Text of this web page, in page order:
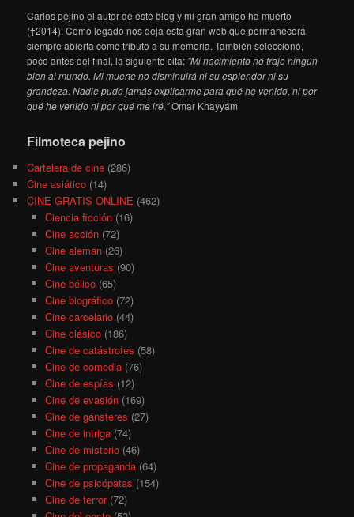
Carlos pejino el autor de este blog y mi gran amigo ha muerto
(†2014). Como legado nos deja esta gran web que permanecerá
siempre abierta como tributo a su memoria. También seleccionó,
poco antes del final, la siguiente cita: "Mi nacimiento no trajo ningún
bien al mundo. Mi muerte no disminuirá ni su esplendor ni su
grandeza. Nadie pudo jamás explicarme para qué he venido, ni por
qué he venido ni por qué me iré."Omar Khayyám
Filmoteca pejino
Cartelera de cine (286)
Cine asiático (14)
CINE GRATIS ONLINE (462)
Ciencia ficción(16)
Cine acción(72)
Cine alemán(26)
Cine aventuras (90)
Cine bélico(65)
Cine biográfico(72)
Cine carcelario(44)
Cine clásico(186)
Cine de catástrofes (58)
Cine de comedia(76)
Cine de espías (12)
Cine de evasión(169)
Cine de gánsteres (27)
Cine de intriga(74)
Cine de misterio(46)
Cine de propaganda(64)
Cine de psicópatas (154)
Cine de terror(72)